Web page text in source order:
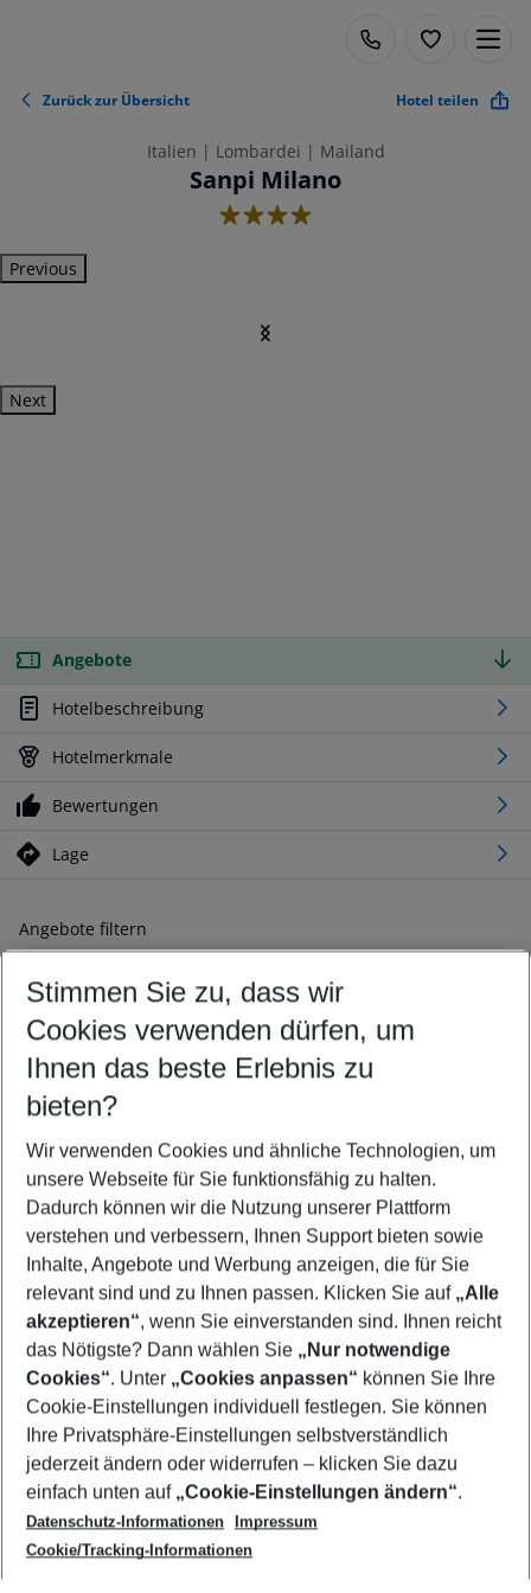
Zurück zur Übersicht Hotel teilen
Italien | Lombardei | Mailand
Sanpi Milano
4
Previous
Next
Angebote
Hotelbeschreibung
Hotelmerkmale
Bewertungen
Lage
Angebote filtern
Ändern Sie Ihre Kriterien nach Ihren Wünschen
Abflughafen wählen
Beliebiger Abflughafen
Reisezeitraum wählen
08.08.26– 06.08.27 5-8 Nächte
2 Erwachsene Keine Kinder
Mehr Filter anzeigen
Footer
Footer navigation
Über uns
AGB
Cookie-Einstellungen ändern
Cookie-Richtlinie
Datenschutz
Service & Hilfe
Barrierefreies Reisen
Check-in
Folgen Sie uns
Stimmen Sie zu, dass wir
Cookies verwenden dürfen, um
Ihnen das beste Erlebnis zu
bieten?
Wir verwenden Cookies und ähnliche Technologien, um
unsere Webseite für Sie funktionsfähig zu halten.
Dadurch können wir die Nutzung unserer Plattform
verstehen und verbessern, Ihnen Support bieten sowie
Inhalte, Angebote und Werbung anzeigen, die für Sie
relevant sind und zu Ihnen passen. Klicken Sie auf „Alle
akzeptieren“, wenn Sie einverstanden sind. Ihnen reicht
das Nötigste? Dann wählen Sie „Nur notwendige
Cookies“. Unter „Cookies anpassen“ können Sie Ihre
Cookie-Einstellungen individuell festlegen. Sie können
Ihre Privatsphäre-Einstellungen selbstverständlich
jederzeit ändern oder widerrufen – klicken Sie dazu
einfach unten auf „Cookie-Einstellungen ändern“.
Datenschutz-Informationen
Impressum
Cookie/Tracking-Informationen